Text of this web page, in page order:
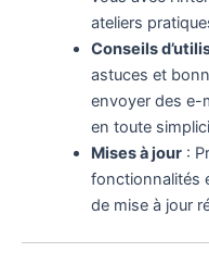
ateliers
Conseils
astuces et
envoyer des e-
en toute
Mises à jour:
fonctionnalités
de mise à jour